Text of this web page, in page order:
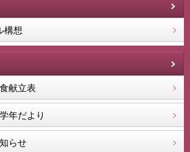
構想
献立表
年だより
らせ